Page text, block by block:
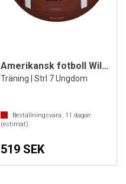
Amerikansk fotboll Wilson GST Speedskin
Träning | Strl 7 Ungdom
Beställningsvara. 11 dagar
(estimat)
519 SEK